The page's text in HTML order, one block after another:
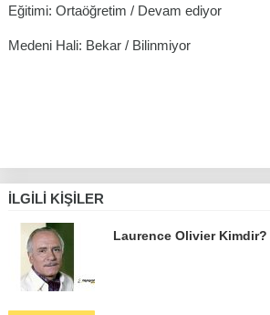
Eğitimi: Ortaöğretim / Devam ediyor
Medeni Hali: Bekar / Bilinmiyor
İLGILI KIŞILER
Laurence Olivier Kimdir?